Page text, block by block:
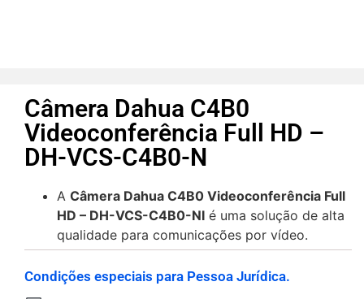
Câmera Dahua C4B0
Videoconferência Full HD –
DH-VCS-C4B0-N
A Câmera Dahua C4B0 Videoconferência Full
HD – DH-VCS-C4B0-NI é uma solução de alta
qualidade para comunicações por vídeo.
Condições especiais para Pessoa Jurídica.